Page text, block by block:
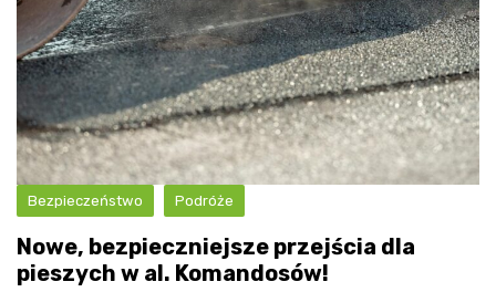
Bezpieczeństwo Podróże
Nowe, bezpieczniejsze przejścia dla
pieszych w al. Komandosów!